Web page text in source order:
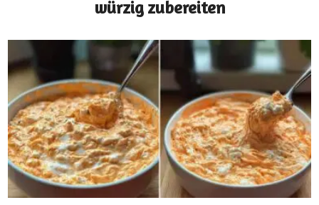
würzig zubereiten